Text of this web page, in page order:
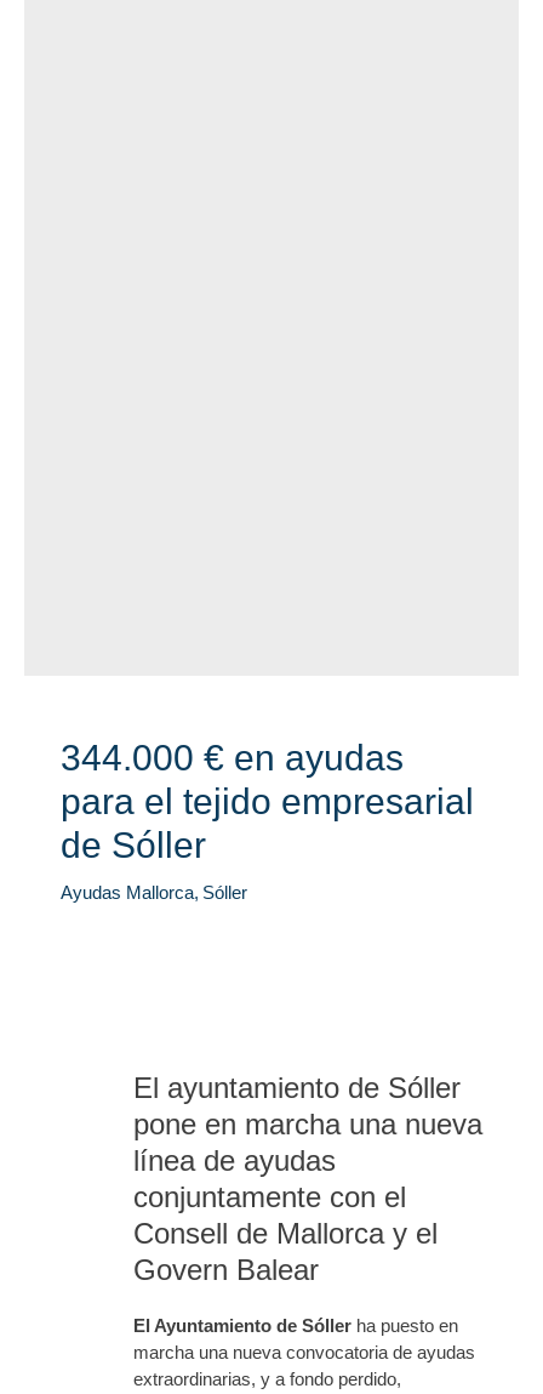
344.000 € en ayudas
para el tejido empresarial
de Sóller
Ayudas Mallorca, Sóller
El ayuntamiento de Sóller
pone en marcha una nueva
línea de ayudas
conjuntamente con el
Consell de Mallorca y el
Govern Balear
El Ayuntamiento de Sóller ha puesto en
marcha una nueva convocatoria de ayudas
extraordinarias, y a fondo perdido,